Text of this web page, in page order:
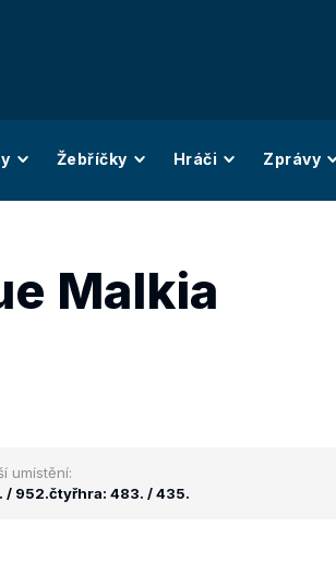
Žebříčky Hráči Zprávy
Malkia
umístění:
/ 952.čtyřhra: 483. / 435.